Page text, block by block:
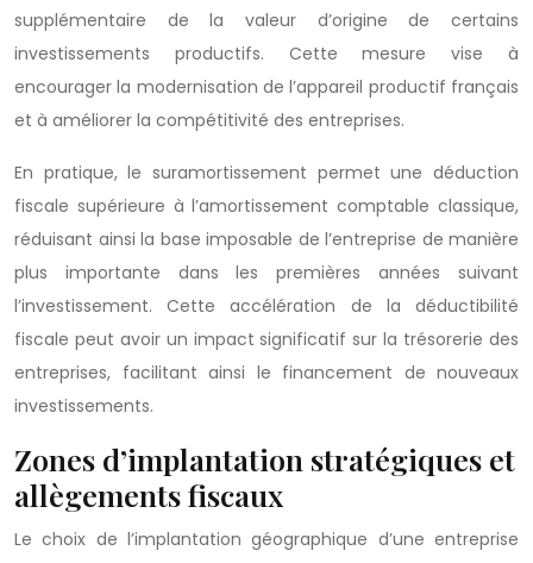
supplémentaire de la valeur d’origine de certains
investissements productifs. Cette mesure vise à
encourager la modernisation de l’appareil productif français
et à améliorer la compétitivité des entreprises.
En pratique, le suramortissement permet une déduction
fiscale supérieure à l’amortissement comptable classique,
réduisant ainsi la base imposable de l’entreprise de manière
plus importante dans les premières années suivant
l’investissement. Cette accélération de la déductibilité
fiscale peut avoir un impact significatif sur la trésorerie des
entreprises, facilitant ainsi le financement de nouveaux
investissements.
Zones d’implantation stratégiques et
allègements fiscaux
Le choix de l’implantation géographique d’une entreprise